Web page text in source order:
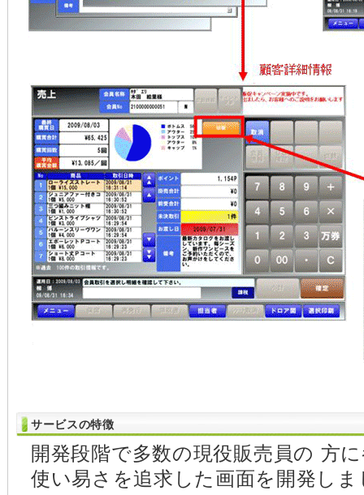
サービスの特徴
開発段階で多数の現役販売員の 方
使い易さを追求した画面を開発しま